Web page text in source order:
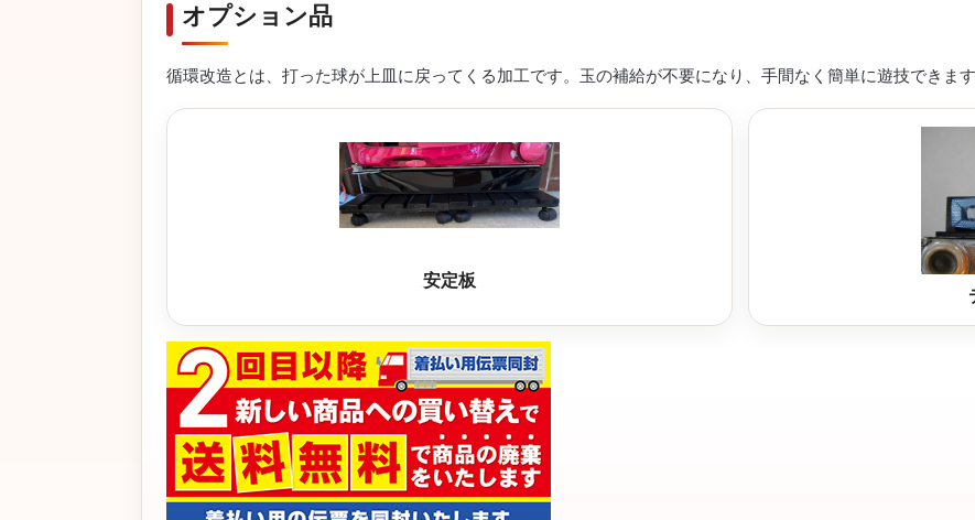
オプション品
循環改造とは、打った球が上皿に戻ってくる加工です。玉の補給が不要になり、手間なく簡単に遊技できます
安定板